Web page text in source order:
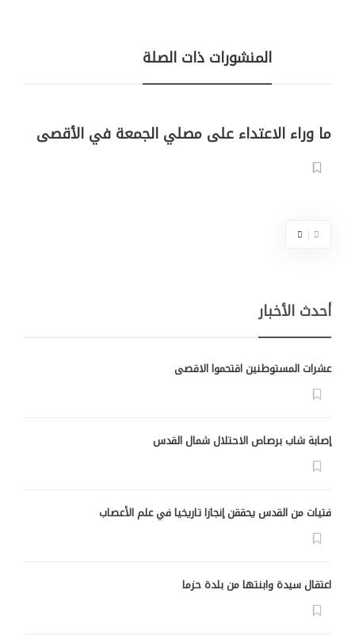
المنشورات ذات الصلة
ما وراء الاعتداء على مصلي الجمعة في الأقصى
أحدث الأخبار
عشرات المستوطنين اقتحموا الاقصى
إصابة شاب برصاص الاحتلال شمال القدس
فتيات من القدس يحققن إنجازا تاريخيا في علم الأعصاب
اعتقال سيدة وابنتها من بلدة حزما